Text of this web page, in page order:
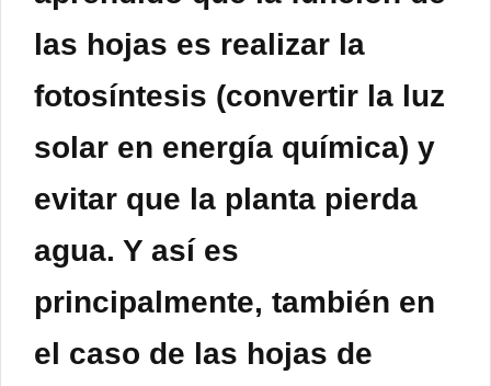
las hojas es realizar la
fotosíntesis (convertir la luz
solar en energía química) y
evitar que la planta pierda
agua. Y así es
principalmente, también en
el caso de las hojas de